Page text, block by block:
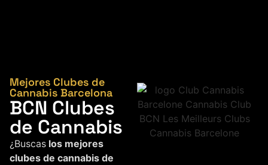
Mejores Clubes de
Cannabis Barcelona
BCN Clubes
de Cannabis
¿Buscas los mejores
clubes de cannabis de